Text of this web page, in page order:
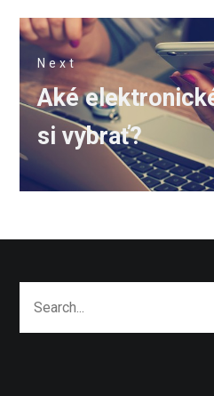
Next
Next
post:
Aké
si vybrať?
Search